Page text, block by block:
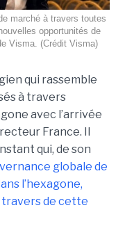
marché à travers toutes
opportunités de
Visma. (Crédit Visma)
qui rassemble
à travers
avec l’arrivée
France. Il
qui, de son
globale de
l’hexagone,
travers de cette